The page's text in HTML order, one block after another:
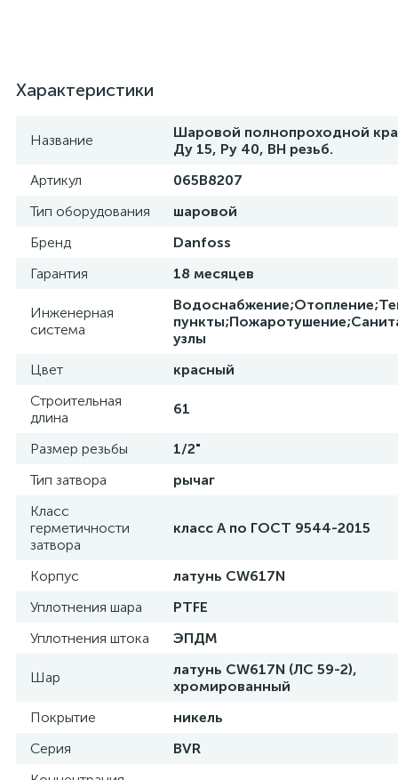
Характеристики
Название
Шаровой полнопроходной
Ду 15, Ру 40, ВН резьб.
Артикул
065B8207
Тип оборудования
шаровой
Бренд
Danfoss
Гарантия
18 месяцев
Инженерная
система
узлы
Цвет
красный
Строительная
длина
61
Размер резьбы
1/2"
Тип затвора
рычаг
Класс
герметичности
затвора
класс А по ГОСТ 9544-2015
Корпус
латунь CW617N
Уплотнения шара
PTFE
Уплотнения штока
ЭПДМ
Шар
латунь CW617N (ЛС 59-2),
хромированный
Покрытие
никель
Серия
BVR